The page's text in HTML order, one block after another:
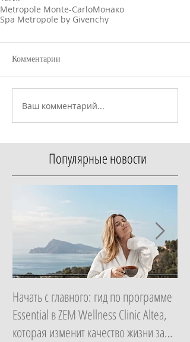
Metropole Monte-CarloМонако
Spa Metropole by Givenchy
Комментарии
Ваш комментарий...
Популярные новости
Начать с главного: гид по программе
Essential в ZEM Wellness Clinic Altea,
которая изменит качество жизни за